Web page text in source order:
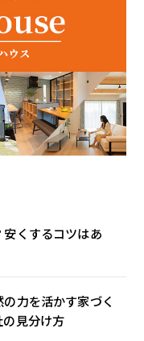
くするコツはあ
力を活かす家づく
見分け方